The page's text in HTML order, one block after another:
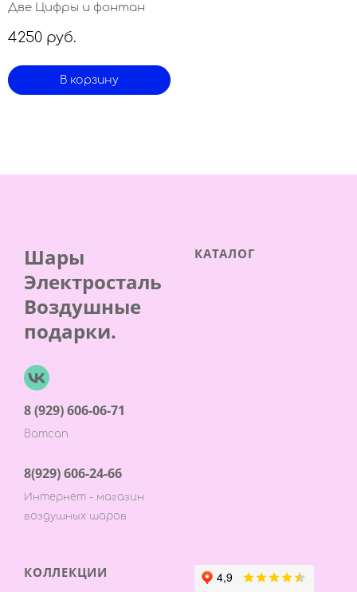
Две Цифры и фонтан
4250 руб.
В корзину
Шары
Электросталь
Воздушные
подарки.
8 (929) 606-06-71
Ватсап
8(929) 606-24-66
Интернет - магазин
воздушных шаров
КАТАЛОГ
КОЛЛЕКЦИИ